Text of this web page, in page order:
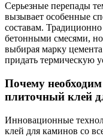
Серьезные перепады
вызывает особенные
составам.
бетонными смесями,
выбирая марку
придать термическую
Почему
плиточный клей
Инновационные
клей для каминов со